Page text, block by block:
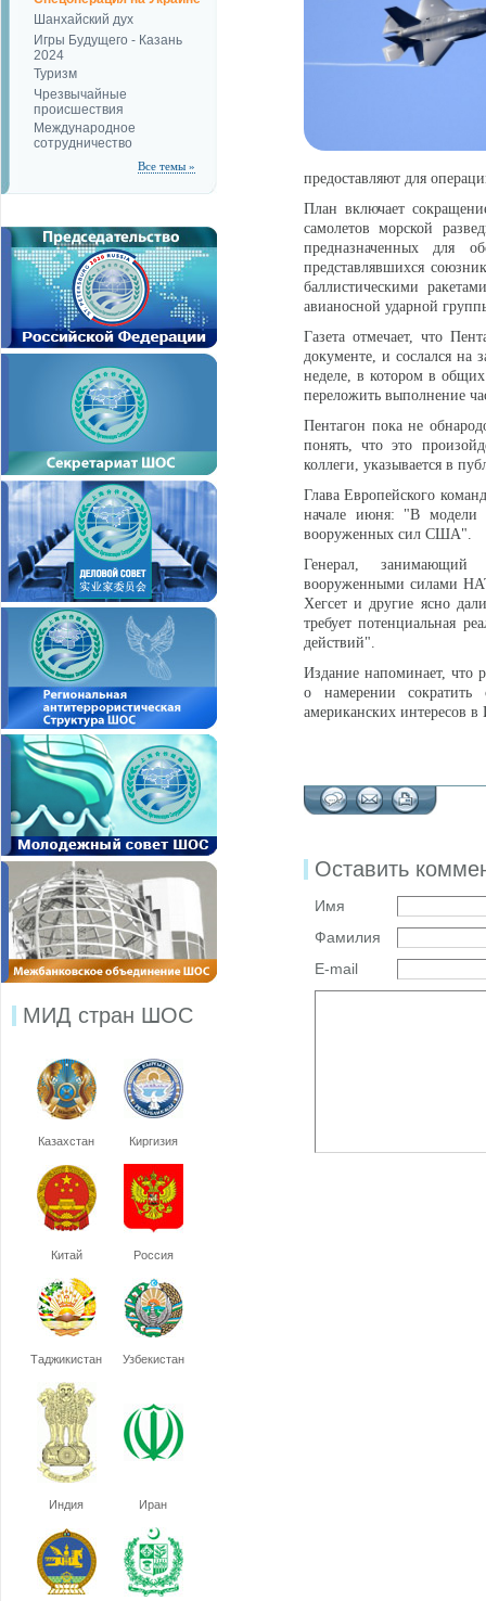
Шанхайский дух
Игры Будущего - Казань
2024
Туризм
Чрезвычайные
происшествия
Международное
сотрудничество
Все темы »
МИД стран ШОС
Казахстан Киргизия
Китай Россия
Таджикистан Узбекистан
Индия Иран
предоставляют для
План включает
самолетов морской
предназначенных для
представлявшихся
баллистическими
авианосной ударной
Газета отмечает, что
документе, и сослался на
неделе, в котором в общих
переложить выполнение
Пентагон пока не
понять, что это
коллеги, указывается в
Глава Европейского
начале июня: "В модели
вооруженных сил США".
Генерал, занимающий
вооруженными силами
Хегсет и другие ясно
требует потенциальная
действий".
Издание напоминает, что
о намерении сократить
американских интересов
Оставить
Имя
Фамилия
E-mail